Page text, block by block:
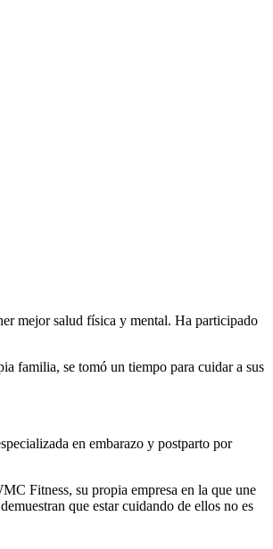
mejor salud física y mental. Ha participado
familia, se tomó un tiempo para cuidar a sus
en embarazo y postparto por
Fitness, su propia empresa en la que une
que estar cuidando de ellos no es